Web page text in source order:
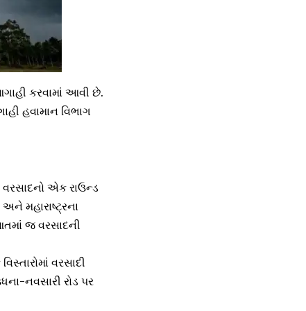
કરવામાં આવી છે.
હવામાન વિભાગ
એક રાઉન્ડ
મહારાષ્ટ્રના
જ વરસાદની
વરસાદી
નવસારી રોડ પર